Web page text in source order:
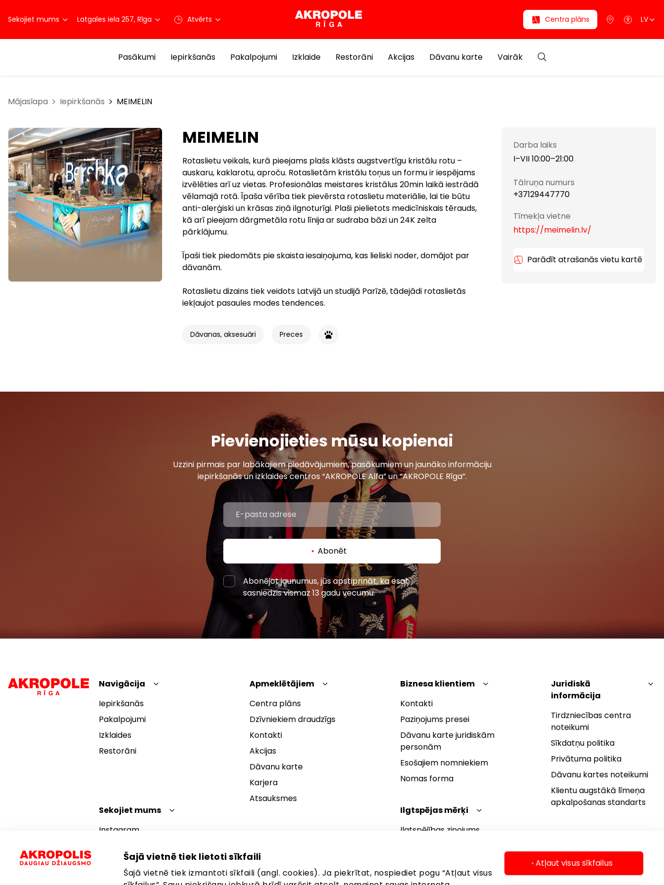
Šajā vietnē tiek lietoti sīkfaili
Šajā vietnē tiek izmantoti sīkfaili (angl. cookies). Ja piekrītat, nospiediet pogu “Atļaut visus
Atļaut visus sīkfailus
Sekojiet mums Latgales iela 257, Rīga Atvērts Centra plāns LV
Pasākumi Iepirkšanās Pakalpojumi Izklaide Restorāni Akcijas Dāvanu karte Vairāk
Mājaslapa Iepirkšanās MEIMELIN
MEIMELIN
Rotaslietu veikals, kurā pieejams plašs klāsts augstvertīgu kristālu rotu –
auskaru, kaklarotu, aproču. Rotaslietām kristālu toņus un formu ir iespējams
izvēlēties arī uz vietas. Profesionālas meistares kristālus 20min laikā iestrādā
vēlamajā rotā. Īpaša vērība tiek pievērsta rotaslietu materiālie, lai tie būtu
anti-alerģiski un krāsas ziņā ilgnoturīgi. Plaši pielietots medicīniskais tērauds,
kā arī pieejam dārgmetāla rotu līnija ar sudraba bāzi un 24K zelta
pārklājumu.
Īpaši tiek piedomāts pie skaista iesaiņojuma, kas lieliski noder, domājot par
dāvanām.
Rotaslietu dizains tiek veidots Latvijā un studijā Parīzē, tādejādi rotaslietās
iekļaujot pasaules modes tendences.
Dāvanas, aksesuāri Preces
Darba laiks
I–VII 10:00–21:00
Tālruņa numurs
+37129447770
Tīmekļa vietne
https://meimelin.lv/
Parādīt atrašanās vietu kartē
Pievienojieties mūsu kopienai
Uzzini pirmais par labākajiem piedāvājumiem, pasākumiem un jaunāko informāciju
iepirkšanās un izklaides centros “AKROPOLE Alfa” un “AKROPOLE Rīga”.
Abonēt
Abonējot jaunumus, jūs apstiprināt, ka esat
sasniedzis vismaz 13 gadu vecumu.
Navigācija
Iepirkšanās
Pakalpojumi
Izklaides
Restorāni
Apmeklētājiem
Centra plāns
Dzīvniekiem draudzīgs
Kontakti
Akcijas
Dāvanu karte
Karjera
Atsauksmes
Biznesa klientiem
Kontakti
Paziņojums presei
Dāvanu karte juridiskām
personām
Esošajiem nomniekiem
Nomas forma
Ilgtspējas mērķi
Ilgtspējības ziņojums
Juridiskā
informācija
Tirdzniecības centra
noteikumi
Sīkdatņu politika
Privātuma politika
Dāvanu kartes noteikumi
Klientu augstākā līmeņa
apkalpošanas standarts
Sekojiet mums
Instagram
YouTube